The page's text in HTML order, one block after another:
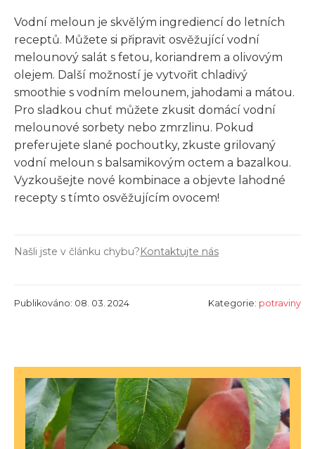
Vodní meloun je skvělým ingrediencí do letních
receptů. Můžete si připravit osvěžující vodní
melounový salát s fetou, koriandrem a olivovým
olejem. Další možností je vytvořit chladivý
smoothie s vodním melounem, jahodami a mátou.
Pro sladkou chuť můžete zkusit domácí vodní
melounové sorbety nebo zmrzlinu. Pokud
preferujete slané pochoutky, zkuste grilovaný
vodní meloun s balsamikovým octem a bazalkou.
Vyzkoušejte nové kombinace a objevte lahodné
recepty s tímto osvěžujícím ovocem!
Našli jste v článku chybu?Kontaktujte nás
Publikováno: 08. 03. 2024 Kategorie: potraviny